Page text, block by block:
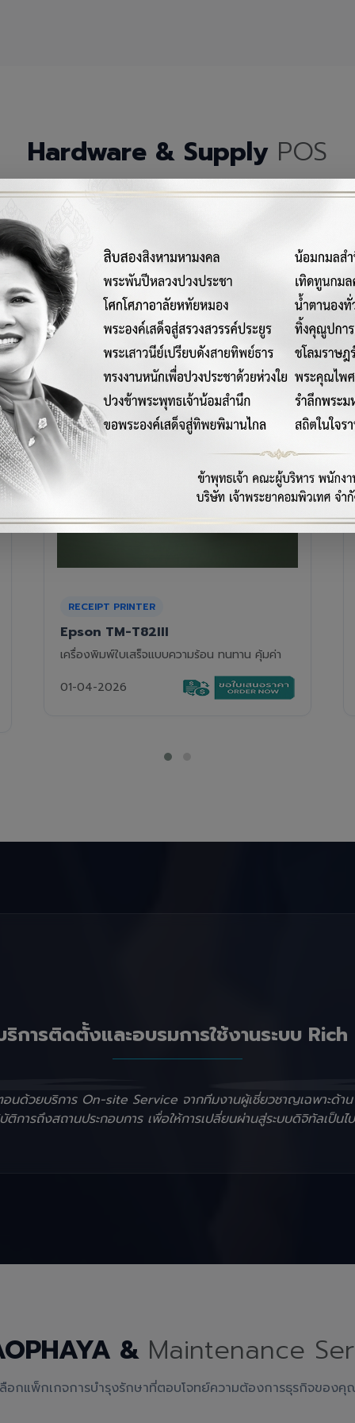
Hardware & Supply POS
ณ์เครื่องมือฮาร์ดแวร์และวัสดุสิ้นเปลืองคุณภาพสูงสำหรับระบบ
RECEIPT PRINTER
Epson TM-T88VII
เครื่องพิมพ์ใบเสร็จความร้อนรุ่นท็อป ความเร็วสูง
01-04-2026
ริการติดตั้งและอบรมการใช้งานระบบ Rich
อนด้วยบริการ On-site Service จากทีมงานผู้เชี่ยวชาญเฉพาะด้า
การถึงสถานประกอบการ เพื่อให้การเปลี่ยนผ่านสู่ระบบดิจิทัลเป็นไ
& Maintenance
อกแพ็กเกจการบำรุงรักษาที่ตอบโจทย์ความต้องการธุรกิจของ